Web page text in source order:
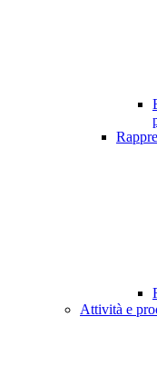
Attività e